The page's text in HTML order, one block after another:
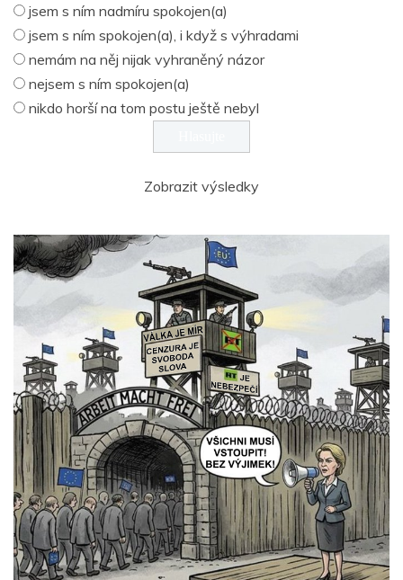
jsem s ním nadmíru spokojen(a)
jsem s ním spokojen(a), i když s výhradami
nemám na něj nijak vyhraněný názor
nejsem s ním spokojen(a)
nikdo horší na tom postu ještě nebyl
Zobrazit výsledky